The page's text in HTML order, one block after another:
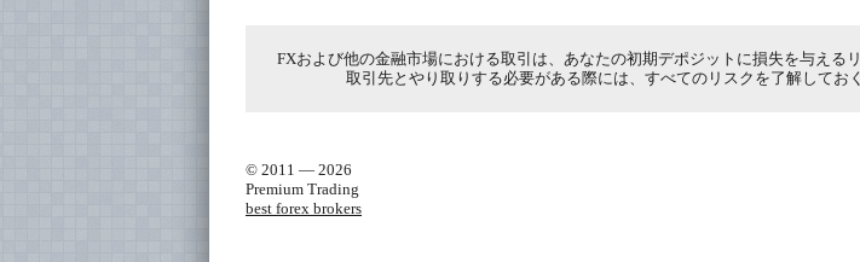
FXおよび他の金融市場における取引は、あなたの初期デポジットに損失を与え
取引先とやり取りする必要がある際には、すべてのリスクを了解してお
© 2011 — 2026
Premium Trading
best forex brokers